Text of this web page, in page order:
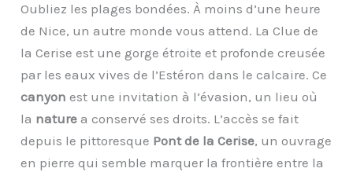
Oubliez les plages bondées. À moins d’une heure
de Nice, un autre monde vous attend. La Clue de
la Cerise est une gorge étroite et profonde creusée
par les eaux vives de l’Estéron dans le calcaire. Ce
canyon est une invitation à l’évasion, un lieu où
la nature a conservé ses droits. L’accès se fait
depuis le pittoresque Pont de la Cerise, un ouvrage
en pierre qui semble marquer la frontière entre la